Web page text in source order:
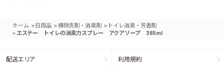
ホーム > 日用品 >掃除洗剤・消臭剤 > トイレ消臭・芳香剤
> エステー トイレの消臭力スプレー アクアソープ 365ml
配送エリア 利用規約